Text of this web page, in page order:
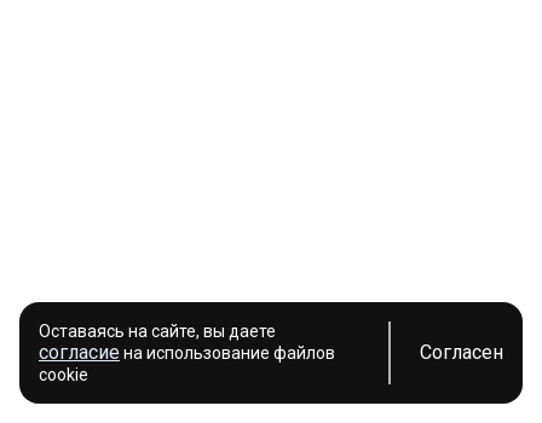
Оставаясь на сайте, вы даете
согласиена использование файлов
cookie
Согласен